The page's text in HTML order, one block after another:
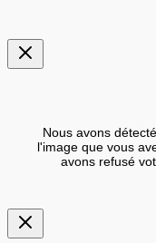
Nous avons
l'image que vous
avons refusé